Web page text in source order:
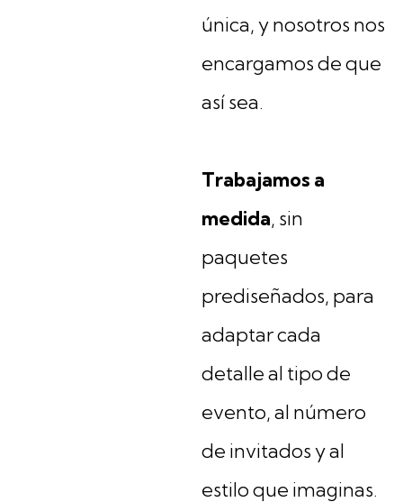
única, y nosotros nos
encargamos de que
así sea.
Trabajamos a
medida, sin
paquetes
prediseñados, para
adaptar cada
detalle al tipo de
evento, al número
de invitados y al
estilo que imaginas.